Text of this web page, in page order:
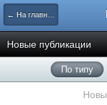
← На главную
Новые публикации
По типу